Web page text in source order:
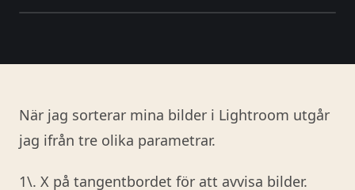
När jag sorterar mina bilder i Lightroom utgår
jag ifrån tre olika parametrar.
1\. X på tangentbordet för att avvisa bilder.